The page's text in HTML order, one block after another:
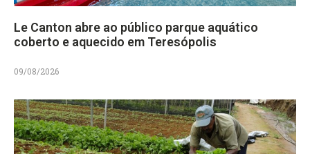
Le Canton abre ao público parque aquático
coberto e aquecido em Teresópolis
09/08/2026